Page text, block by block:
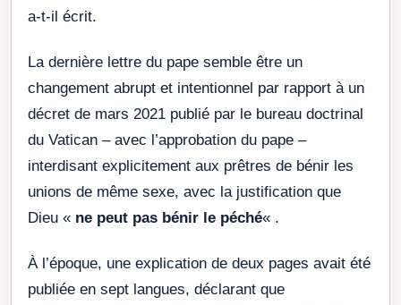
a-t-il écrit.
La dernière lettre du pape semble être un
changement abrupt et intentionnel par rapport à un
décret de mars 2021 publié par le bureau doctrinal
du Vatican – avec l’approbation du pape –
interdisant explicitement aux prêtres de bénir les
unions de même sexe, avec la justification que
Dieu « ne peut pas bénir le péché« .
À l’époque, une explication de deux pages avait été
publiée en sept langues, déclarant que